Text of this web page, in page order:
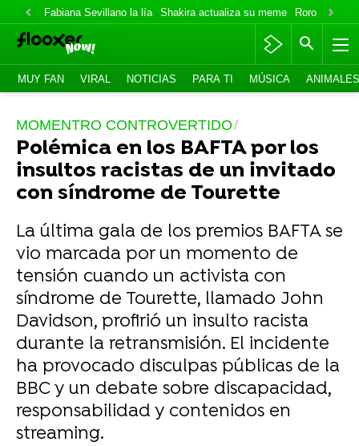
Fabiana Sevillano la lía Shakira actualiza su meme Roro lo niega
MUY FAN VIRAL NOTICIAS PARA TI MÚSICA ANIMALES
MOMENTRO CONTROVERTIDO
Polémica en los BAFTA por los
insultos racistas de un invitado
con síndrome de Tourette
La última gala de los premios BAFTA se
vio marcada por un momento de
tensión cuando un activista con
síndrome de Tourette, llamado John
Davidson, profirió un insulto racista
durante la retransmisión. El incidente
ha provocado disculpas públicas de la
BBC y un debate sobre discapacidad,
responsabilidad y contenidos en
streaming.